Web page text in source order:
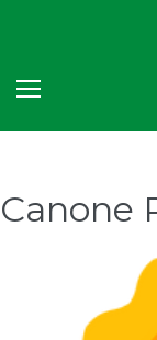
content
Canone